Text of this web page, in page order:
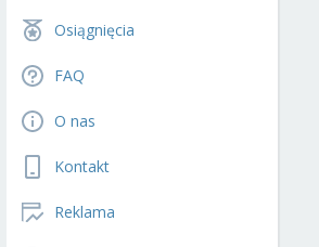
Osiągnięcia
FAQ
O nas
Kontakt
Reklama